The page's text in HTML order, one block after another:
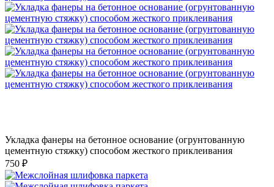
Укладка фанеры на бетонное основание (огрунтованную
цементную стяжку) способом жесткого приклеивания
750 ₽